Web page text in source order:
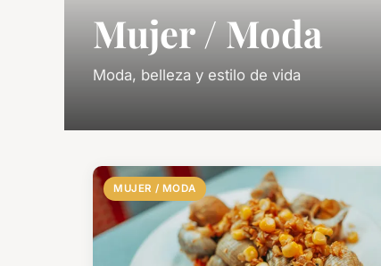
Mujer / Moda
Moda, belleza y estilo de vida
MUJER / MODA